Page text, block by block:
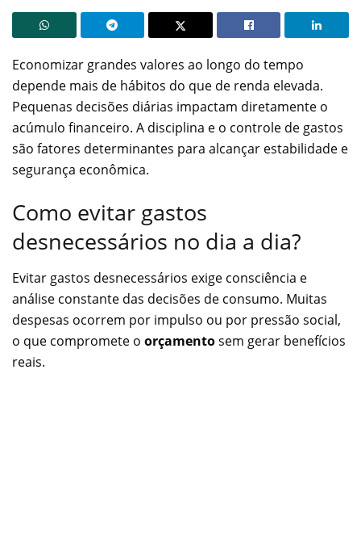
Economizar grandes valores ao longo do tempo
depende mais de hábitos do que de renda elevada.
Pequenas decisões diárias impactam diretamente o
acúmulo financeiro. A disciplina e o controle de gastos
são fatores determinantes para alcançar estabilidade e
segurança econômica.
Como evitar gastos
desnecessários no dia a dia?
Evitar gastos desnecessários exige consciência e
análise constante das decisões de consumo. Muitas
despesas ocorrem por impulso ou por pressão social,
o que compromete o orçamentosem gerar benefícios
reais.